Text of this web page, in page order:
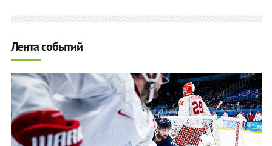
Лента событий